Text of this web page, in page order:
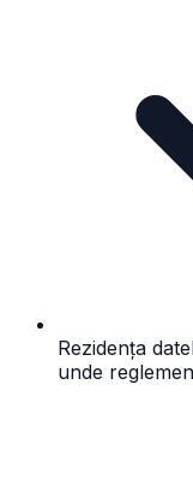
Rezidența
unde